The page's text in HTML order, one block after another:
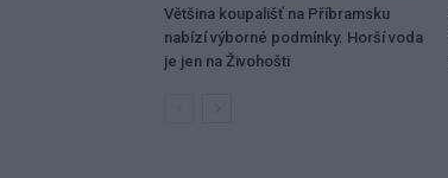
Většina koupališť na Příbramsku
nabízí výborné podmínky. Horší voda
je jen na Živohošti